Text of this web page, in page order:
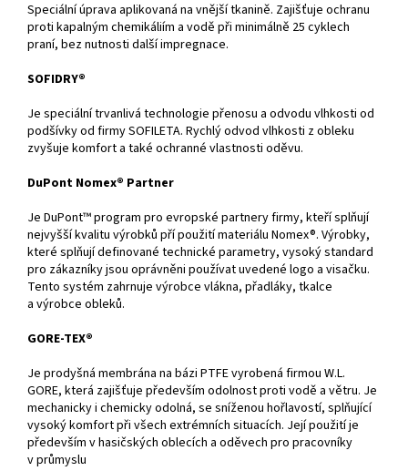
Speciální úprava aplikovaná na vnější tkanině. Zajišťuje ochranu
proti kapalným chemikáliím a vodě při minimálně 25 cyklech
praní, bez nutnosti další impregnace.
SOFIDRY®
Je speciální trvanlivá technologie přenosu a odvodu vlhkosti od
podšívky od firmy SOFILETA. Rychlý odvod vlhkosti z obleku
zvyšuje komfort a také ochranné vlastnosti oděvu.
DuPont Nomex® Partner
Je DuPont™ program pro evropské partnery firmy, kteří splňují
nejvyšší kvalitu výrobků pří použití materiálu Nomex®. Výrobky,
které splňují definované technické parametry, vysoký standard
pro zákazníky jsou oprávněni používat uvedené logo a visačku.
Tento systém zahrnuje výrobce vlákna, přadláky, tkalce
a výrobce obleků.
GORE-TEX®
Je prodyšná membrána na bázi PTFE vyrobená firmou W.L.
GORE, která zajišťuje především odolnost proti vodě a větru. Je
mechanicky i chemicky odolná, se sníženou hořlavostí, splňující
vysoký komfort při všech extrémních situacích. Její použití je
především v hasičských oblecích a oděvech pro pracovníky
v průmyslu